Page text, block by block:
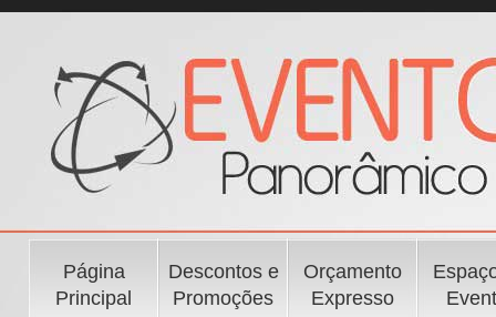
Página
Principal
Descontos e
Promoções
Orçamento
Expresso